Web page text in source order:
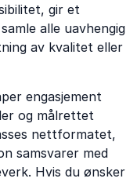
gir et
alle uavhengig
av kvalitet eller
engasjement
og målrettet
nettformatet,
samsvarer med
Hvis du ønsker